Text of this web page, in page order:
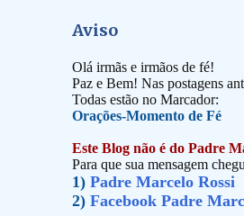
Aviso
Olá irmãs e irmãos de fé!
Paz e Bem! Nas postagens
Todas estão no Marcador:
Orações-Momento de Fé
Este Blog não é do Padre
Para que sua mensagem
1) Padre Marcelo Rossi
2) Facebook Padre